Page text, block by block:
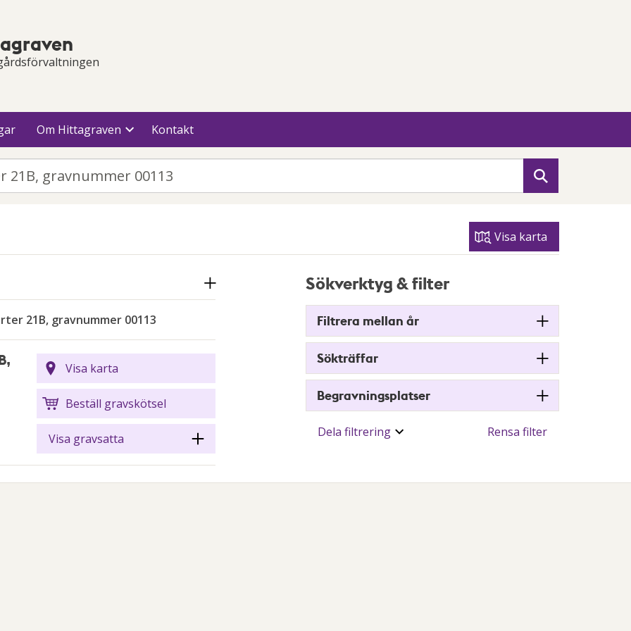
Om Hittagraven Kontakt
Sök
Visa karta
21B, gravnummer 00113
Visa karta
Beställ gravskötsel
Visa gravsatta
Sökverktyg & filter
Filtrera mellan år
Sökträffar
Begravningsplatser
Dela filtrering Rensa filter